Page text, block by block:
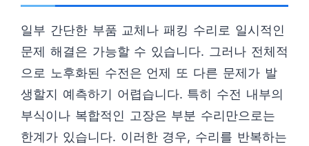
일부 간단한 부품 교체나 패킹 수리로 일시적인
문제 해결은 가능할 수 있습니다. 그러나 전체적
으로 노후화된 수전은 언제 또 다른 문제가 발
생할지 예측하기 어렵습니다. 특히 수전 내부의
부식이나 복합적인 고장은 부분 수리만으로는
한계가 있습니다. 이러한 경우, 수리를 반복하는